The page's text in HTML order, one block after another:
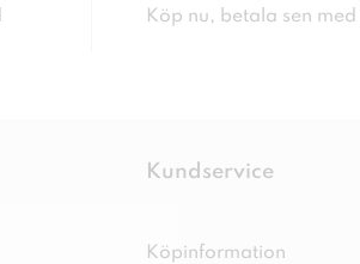
Köp nu, betala sen
Kundservice
Köpinformation